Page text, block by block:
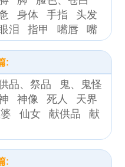
身体 手指
头发
眼泪 指甲 嘴唇 嘴
:
品、祭品
鬼、鬼怪
神像 死人
天界
仙女 献供品
献
: